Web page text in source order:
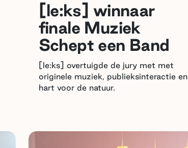
[le:ks] winnaar
finale Muziek
Schept een Band
[le:ks] overtuigde de jury met met
originele muziek, publieksinteractie en
hart voor de natuur.